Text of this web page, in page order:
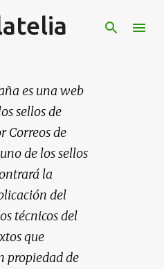
principal
es una web
sellos de
Correos de
de los sellos
la
del
técnicos del
que
propiedad de